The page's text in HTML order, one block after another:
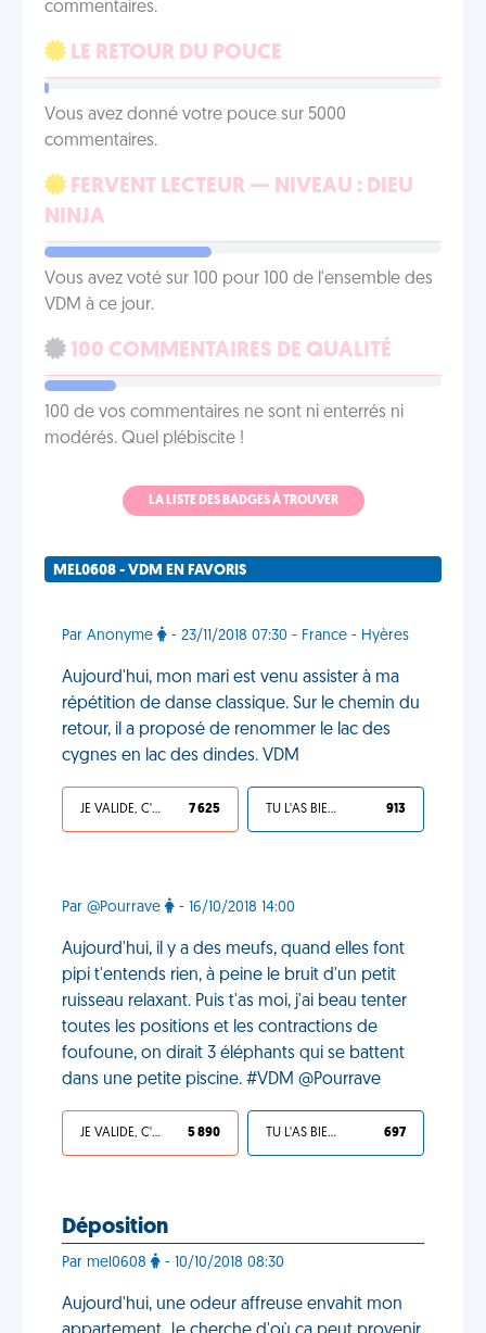
commentaires.
LE RETOUR DU POUCE
Vous avez donné votre pouce sur 5000
commentaires.
FERVENT LECTEUR — NIVEAU : DIEU
NINJA
Vous avez voté sur 100 pour 100 de l'ensemble des
VDM à ce jour.
100 COMMENTAIRES DE QUALITÉ
100 de vos commentaires ne sont ni enterrés ni
modérés. Quel plébiscite !
LA LISTE DES BADGES À TROUVER
MEL0608 - VDM EN FAVORIS
Par Anonyme - 23/11/2018 07:30 - France - Hyères
Aujourd'hui, mon mari est venu assister à ma
répétition de danse classique. Sur le chemin du
retour, il a proposé de renommer le lac des
cygnes en lac des dindes. VDM
JE VALIDE, C'EST UNE VDM 7 625 TU L'AS BIEN MÉRITÉ 913
Par @Pourrave - 16/10/2018 14:00
Aujourd'hui, il y a des meufs, quand elles font
pipi t'entends rien, à peine le bruit d'un petit
ruisseau relaxant. Puis t'as moi, j'ai beau tenter
toutes les positions et les contractions de
foufoune, on dirait 3 éléphants qui se battent
dans une petite piscine. #VDM @Pourrave
JE VALIDE, C'EST UNE VDM 5 890 TU L'AS BIEN MÉRITÉ 697
Déposition
Par mel0608 - 10/10/2018 08:30
Aujourd'hui, une odeur affreuse envahit mon